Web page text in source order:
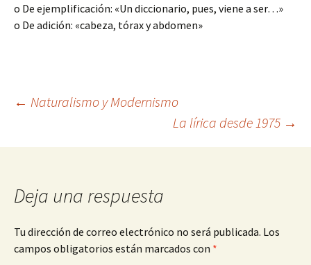
o De ejemplificación: «Un diccionario, pues, viene a ser…»
o De adición: «cabeza, tórax y abdomen»
Navegación
de
entradas
← Naturalismo y Modernismo
La lírica desde 1975 →
Deja una respuesta
Tu dirección de correo electrónico no será publicada. Los
campos obligatorios están marcados con *